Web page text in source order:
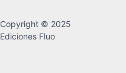
Copyright © 2025
Ediciones Fluo